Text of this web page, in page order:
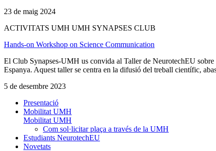
23 de maig 2024
ACTIVITATS UMH UMH SYNAPSES CLUB
Hands-on Workshop on Science Communication
El Club Synapses-UMH us convida al Taller de NeurotechEU
Espanya. Aquest taller se centra en la difusió del treball científic,
5 de desembre 2023
Presentació
Mobilitat UMH
Mobilitat UMH
Com sol·licitar plaça a través de la UMH
Estudiants NeurotechEU
Novetats